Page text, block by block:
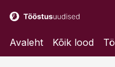
Avaleht Kõik lood